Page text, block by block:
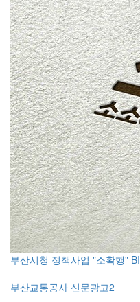
부산시청 정책사업 "소확행" BI
부산교통공사 신문광고2